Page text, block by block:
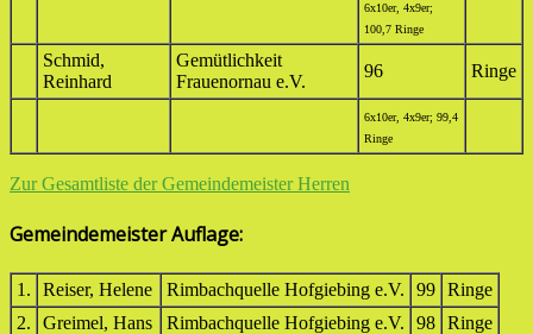
6x10er, 4x9er;
100,7 Ringe
Schmid,
Reinhard
Gemütlichkeit
Frauenornau e.V.
96 Ringe
6x10er, 4x9er; 99,4
Ringe
Zur Gesamtliste der Gemeindemeister Herren
Gemeindemeister Auflage:
1. Reiser, Helene Rimbachquelle Hofgiebing e.V. 99 Ringe
2.
Greimel, Hans Rimbachquelle Hofgiebing e.V. 98 Ringe